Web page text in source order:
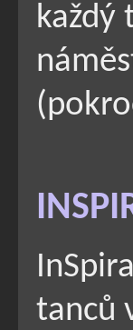
každý
tanců